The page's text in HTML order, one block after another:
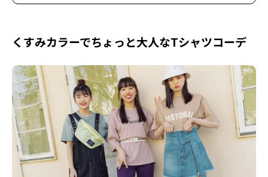
くすみカラーでちょっと大人なTシャツコーデ